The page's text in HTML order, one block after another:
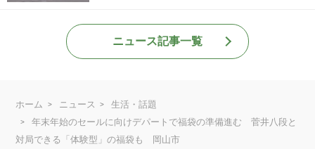
ニュース記事一覧
ホーム ニュース
生活・話題
年末年始のセールに向けデパートで福袋の準備進む 菅井八段と
対局できる「体験型」の福袋も 岡山市